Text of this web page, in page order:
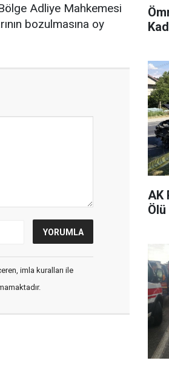
Adliye Mahkemesi
bozulmasına oy
imla kuralları ile
AK